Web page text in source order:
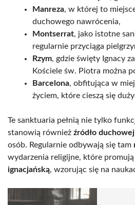
Manreza, w której to
duchowego nawrócenia,
Montserrat, jako istotne
regularnie przyciąga
Rzym, gdzie święty Ignacy
Kościele św. Piotra można
Barcelona, obfitująca w
życiem, które cieszą się
Te sanktuaria pełnią nie tylko
stanowią również źródło
osób. Regularnie odbywają się tam
wydarzenia religijne, które promują
ignacjańską, wzorując się na